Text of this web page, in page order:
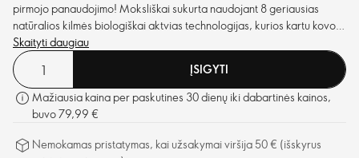
pirmojo panaudojimo! Moksliškai sukurta naudojant 8 geriausias
natūralios kilmės biologiškai aktvias technologijas, kurios kartu kovoja
su daugybe senėjimo požymių, sumažina gilias raukšles ir smulkias
raukšleles, sustangrina odą ir ji akivaizdžiai tampa putlesnė, lygesnė
ir labiau spindinti.
Skaityti daugiau
ĮSIGYTI
Mažiausia kaina per paskutines 30 dienų iki dabartinės kainos,
buvo 79,99 €
Nemokamas pristatymas, kai užsakymai viršija 50 € (išskyrus